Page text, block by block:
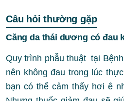
Câu hỏi thường gặp
Căng da thái dương có đau
Quy trình phẫu thuật tại
nên không đau trong lúc
bạn có thể cảm thấy hơi ê